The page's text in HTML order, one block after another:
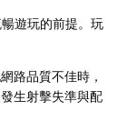
遊玩的前提。玩
路品質不佳時，
生射擊失準與配